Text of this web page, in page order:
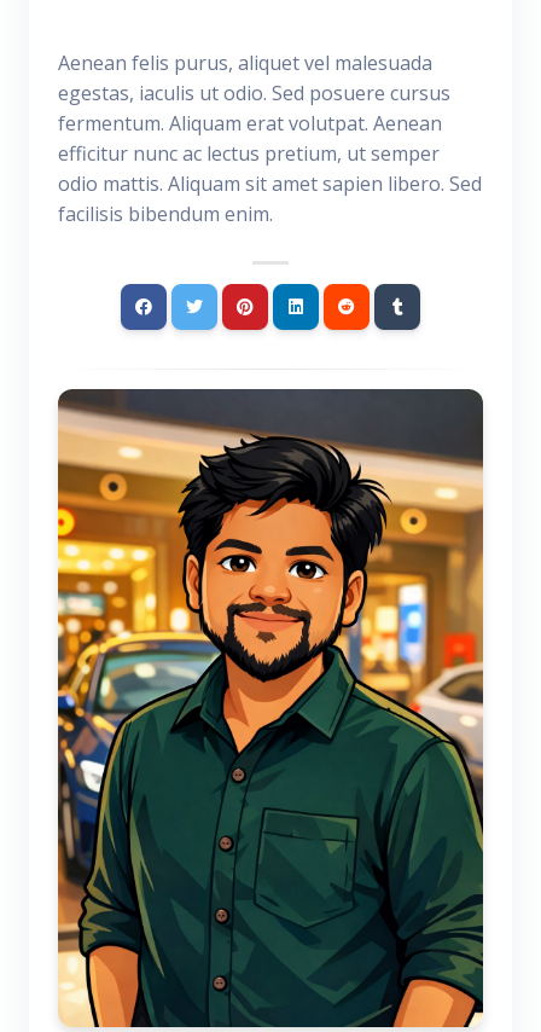
Aenean felis purus, aliquet vel malesuada
egestas, iaculis ut odio. Sed posuere cursus
fermentum. Aliquam erat volutpat. Aenean
efficitur nunc ac lectus pretium, ut semper
odio mattis. Aliquam sit amet sapien libero. Sed
facilisis bibendum enim.